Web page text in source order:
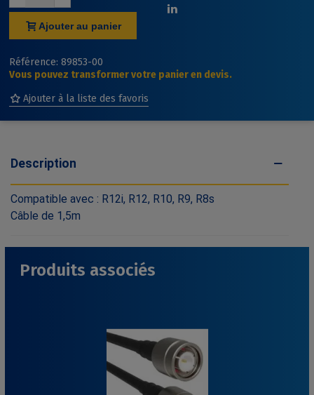
Ajouter au panier
Référence: 89853-00
Vous pouvez transformer votre panier en devis.
Ajouter à la liste des favoris
Description
Compatible avec : R12i, R12, R10, R9, R8s
Câble de 1,5m
Produits associés